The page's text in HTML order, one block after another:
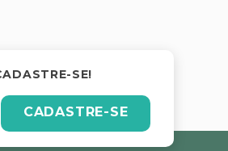
SE!
CADASTRE-SE